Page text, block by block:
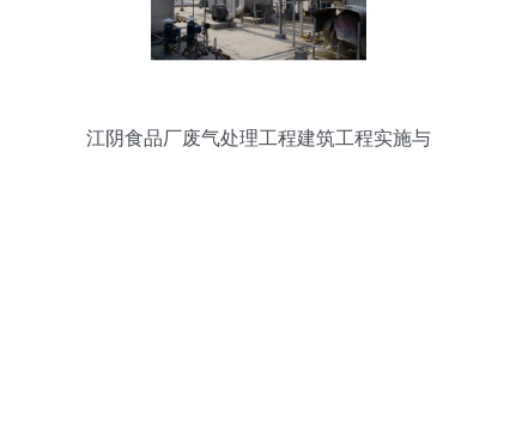
江阴食品厂废气处理工程建筑工程实施与